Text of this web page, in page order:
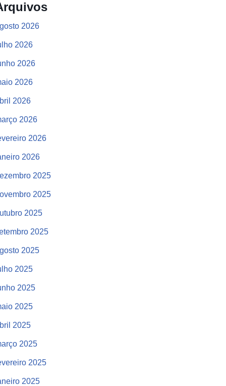
2026
2026
2026
2026
2026
2026
2026
2026
2025
2025
2025
2025
2025
2025
2025
2025
2025
2025
2025
2025